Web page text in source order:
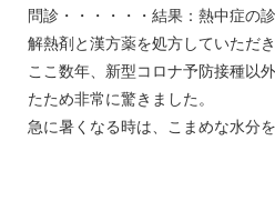
問診・・・・・・結果：熱中症の診
解熱剤と漢方薬を処方していただ
ここ数年、新型コロナ予防接種以
たため非常に驚きました。
急に暑くなる時は、こまめな水分